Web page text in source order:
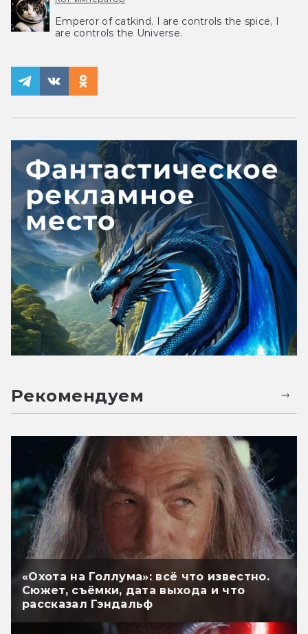
Emperor of catkind. I are controls the spice, I
are controls the Universe.
Рекомендуем
«Охота на Голлума»: всё что известно.
Сюжет, съёмки, дата выхода и что
рассказал Гэндальф